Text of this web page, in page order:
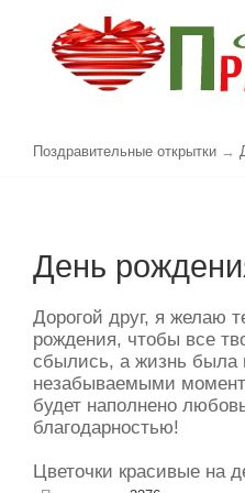
Поздравительные открытки →
День
Дорогой друг, я желаю
рождения, чтобы все
сбылись, а жизнь была
незабываемыми
будет наполнено
благодарностью!
Цветочки красивые на